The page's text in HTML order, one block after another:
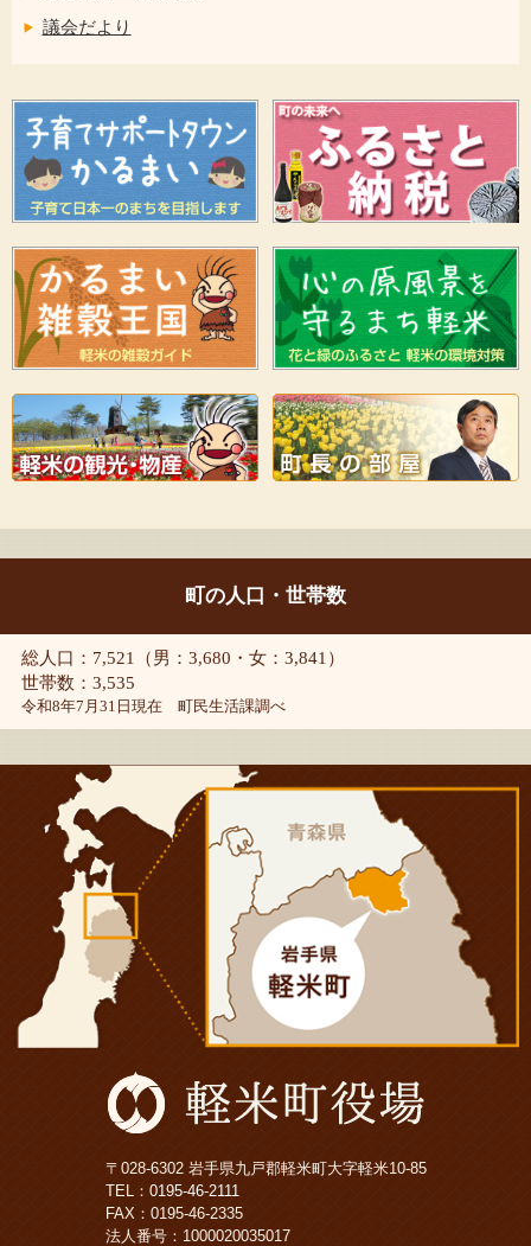
議会だより
町の人口・世帯数
総人口：7,521（男：3,680・女：3,841）
世帯数：3,535
令和8年7月31日現在 町民生活課調べ
〒028-6302 岩手県九戸郡軽米町大字軽米10-85
TEL： 0195-46-2111
FAX：0195-46-2335
法人番号：1000020035017